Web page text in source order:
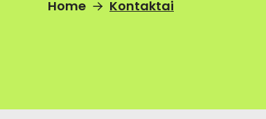
Home Kontaktai